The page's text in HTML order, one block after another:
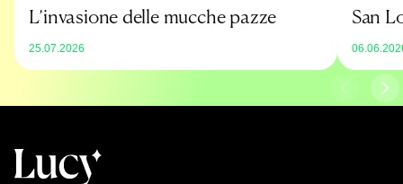
L’invasione delle mucche pazze
25.07.2026
San